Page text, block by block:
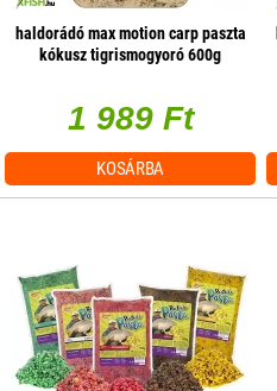
haldorádó max motion carp paszta
kókusz tigrismogyoró 600g
1 989 Ft
KOSÁRBA